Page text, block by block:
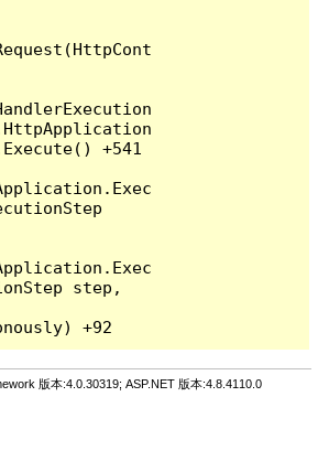
+541
step,
版本:4.0.30319; ASP.NET 版本:4.8.4110.0